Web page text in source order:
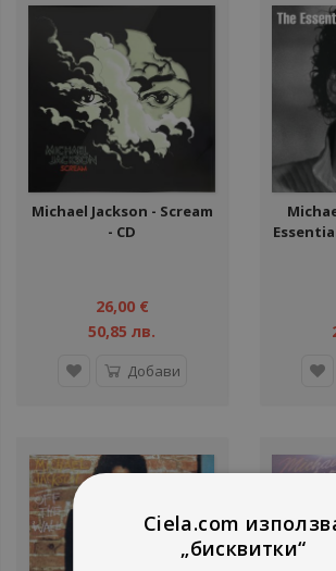
Michael Jackson - Scream
- CD
26,00 €
50,85 лв.
Добави
Ciela.com
„бисквитки“